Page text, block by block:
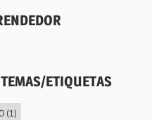
ETIQUETAS
(1)